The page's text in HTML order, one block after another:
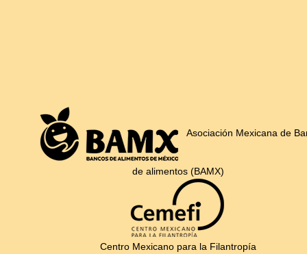
Asociación Mexicana de
de alimentos (BAMX)
Centro Mexicano para la Filantropía